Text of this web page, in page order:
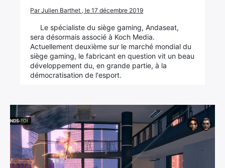
Par Julien Barthet , le 17 décembre 2019
Le spécialiste du siège gaming, Andaseat,
sera désormais associé à Koch Media.
Actuellement deuxième sur le marché mondial du
siège gaming, le fabricant en question vit un beau
développement du, en grande partie, à la
démocratisation de l'esport.